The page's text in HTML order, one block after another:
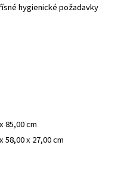
hygienické požadavky
85,00 cm
58,00 x 27,00 cm